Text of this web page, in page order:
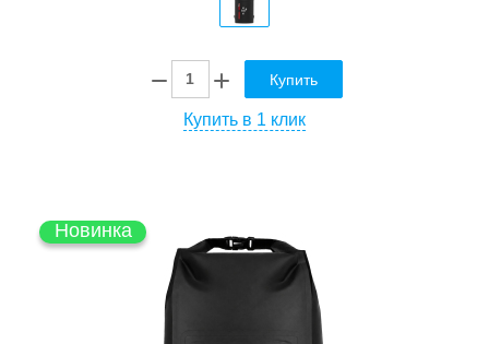
Купить
Купить в 1 клик
Новинка